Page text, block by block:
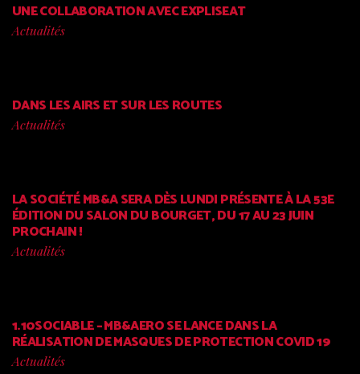
UNE COLLABORATION AVEC EXPLISEAT
Actualités
DANS LES AIRS ET SUR LES ROUTES
Actualités
LA SOCIÉTÉ MB&A SERA DÈS LUNDI PRÉSENTE À LA 53E
ÉDITION DU SALON DU BOURGET, DU 17 AU 23 JUIN
PROCHAIN !
Actualités
1.10SOCIABLE – MB&AERO SE LANCE DANS LA
RÉALISATION DE MASQUES DE PROTECTION COVID 19
Actualités